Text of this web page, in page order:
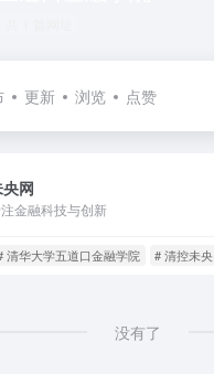
更新 浏览 点赞
网
金融科技与创新
清华大学五道口金融学院 # 清控未央
没有了